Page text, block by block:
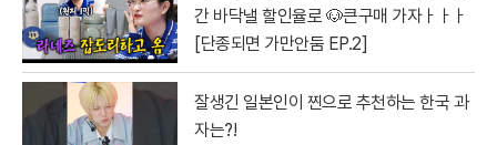
간 바닥낼 할인율로 🐶큰구매 가자ㅏㅏㅏ
[단종되면 가만안둠 EP.2]
잘생긴 일본인이 찐으로 추천하는 한국 과
자는?!